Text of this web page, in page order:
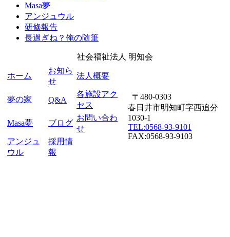
Masa夢
アンジュウル
研修報告
長過ぎね？俺の随筆
社会福祉法人 明知会
ホーム
お知ら
せ
法人概要
夢の家 Q&A
各施設アク
セス
Masa夢 ブログ
お問い合わ
せ
アンジュ
ウル
採用情
報
〒480-0303
春日井市明知町字西追分
1030-1
TEL:0568-93-9101
FAX:0568-93-9103